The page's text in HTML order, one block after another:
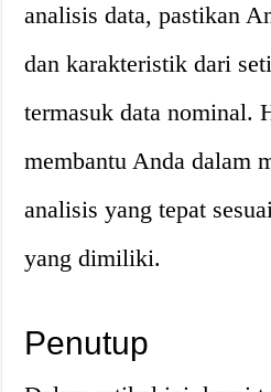
analisis data, pastikan
dan karakteristik dari
termasuk data nominal.
membantu Anda dalam
analisis yang tepat
yang dimiliki.
Penutup